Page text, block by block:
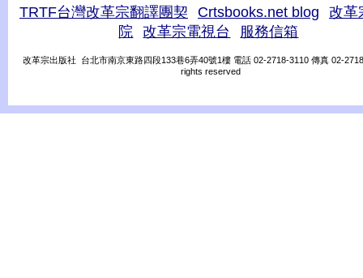
TRTF台灣改革宗翻譯團契 Crtsbooks.net blog
改革
院
改革宗電視台 服務信箱
改革宗出版社 台北市南京東路四段133巷6弄40號1樓 電話 02-2718-3110 傳真 02-
rights reserved